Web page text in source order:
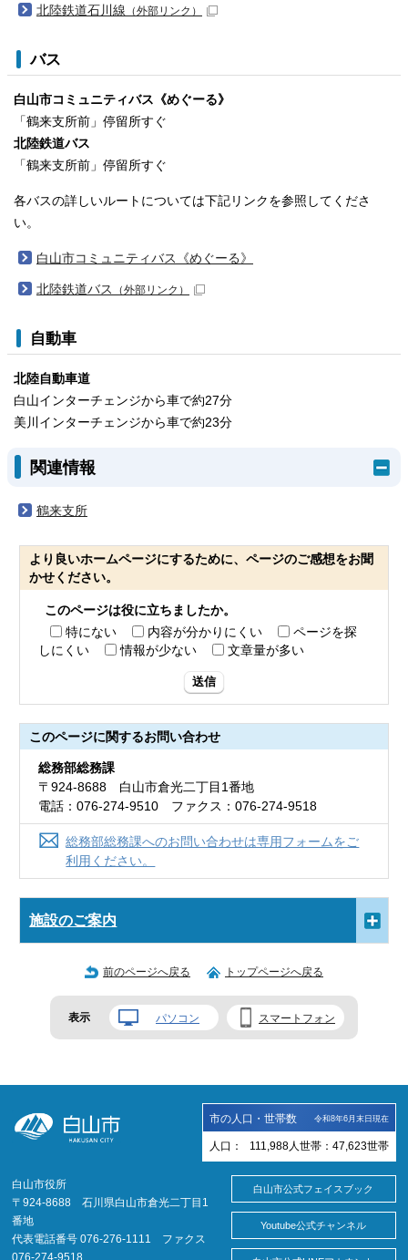
北陸鉄道石川線 （外部リンク）
バス
白山市コミュニティバス《めぐーる》
「鶴来支所前」停留所すぐ
北陸鉄道バス
「鶴来支所前」停留所すぐ
各バスの詳しいルートについては下記リンクを参照してくださ
い。
白山市コミュニティバス《めぐーる》
北陸鉄道バス （外部リンク）
自動車
北陸自動車道
白山インターチェンジから車で約27分
美川インターチェンジから車で約23分
関連情報
鶴来支所
より良いホームページにするために、ページのご感想をお聞
かせください。
このページは役に立ちましたか。
特にない
内容が分かりにくい
ページを探
しにくい
情報が少ない 文章量が多い
送信
このページに関するお問い合わせ
総務部総務課
〒924-8688 白山市倉光二丁目1番地
電話：076-274-9510 ファクス：076-274-9518
総務部総務課へのお問い合わせは専用フォームをご
利用ください。
施設のご案内
前のページへ戻る トップページへ戻る
表示 パソコン スマートフォン
市の人口・世帯数 令和8年6月末日現在
人口： 111,988 人 世帯： 47,623世帯
白山市役所
〒924-8688 石川県白山市倉光二丁目1
番地
代表電話番号 076-276-1111 ファクス
076-274-9518
白山市公式フェイスブック
Youtube公式チャンネル